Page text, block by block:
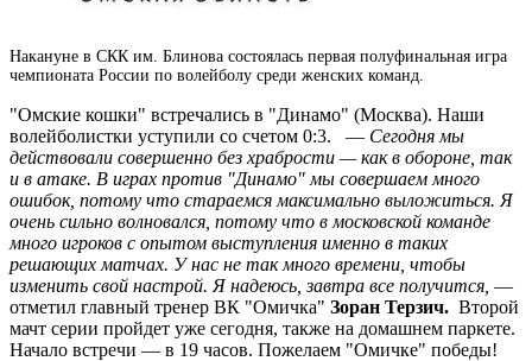
Накануне в СКК им. Блинова состоялась первая полуфинальная игра
чемпионата России по волейболу среди женских команд.
"Омские кошки" встречались в "Динамо" (Москва). Наши
волейболистки уступили со счетом 0:3. — Сегодня мы
действовали совершенно без храбрости — как в обороне, так
и в атаке. В играх против "Динамо" мы совершаем много
ошибок, потому что стараемся максимально выложиться. Я
очень сильно волновался, потому что в московской команде
много игроков с опытом выступления именно в таких
решающих матчах. У нас не так много времени, чтобы
изменить свой настрой. Я надеюсь, завтра все получится, —
отметил главный тренер ВК "Омичка" Зоран Терзич. Второй
мачт серии пройдет уже сегодня, также на домашнем паркете.
Начало встречи — в 19 часов. Пожелаем "Омичке" победы!